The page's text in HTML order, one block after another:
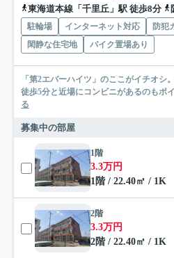
東海道本線「千里丘」駅 徒歩8分
駐輪場 インターネット対応 防犯
閑静な住宅地
バイク置場あり
「第2エバーハイツ」のここがイチオシ
徒歩5分と近場にコンビニがあるのもポ
る
募集中の部屋
1階
3.3万円
1階 / 22.40㎡ / 1K
2階
3.3万円
2階 / 22.40㎡ / 1K